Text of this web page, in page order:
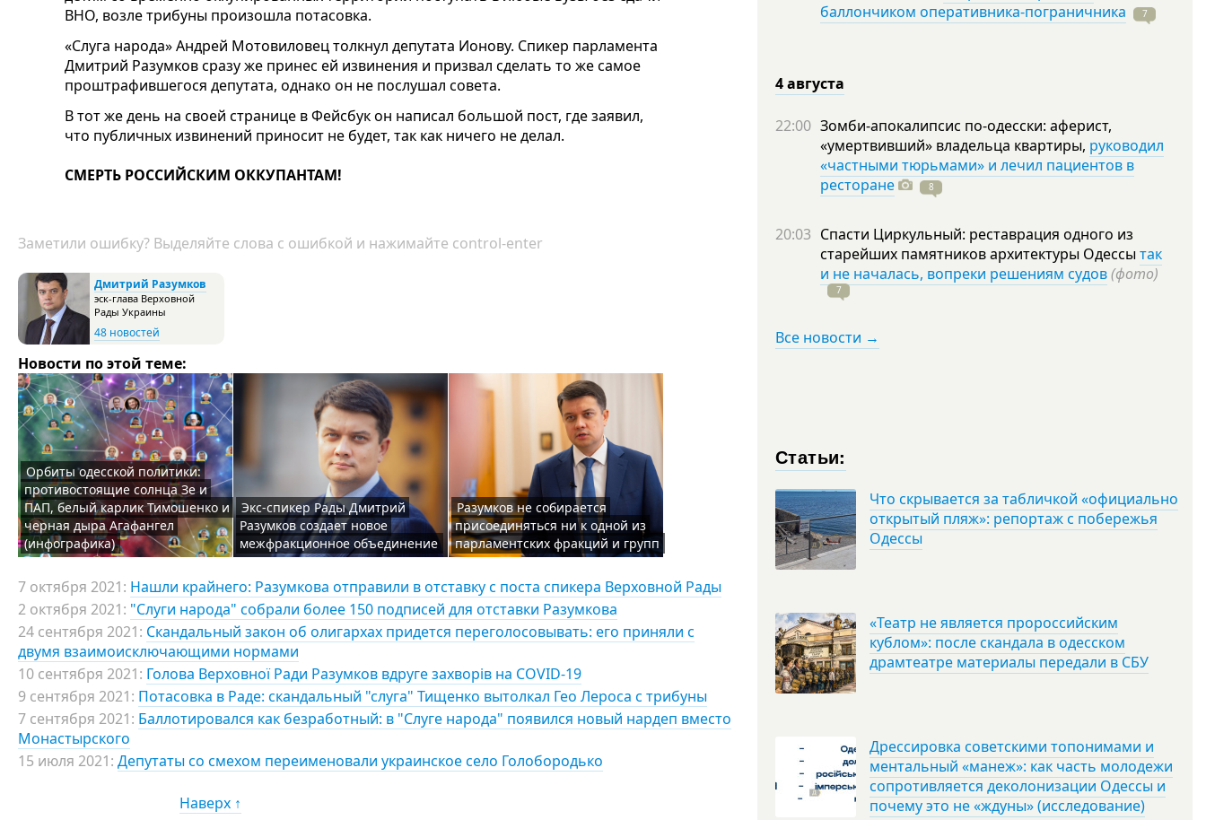
ВНО, возле трибуны произошла потасовка.
«Слуга народа» Андрей Мотовиловец толкнул депутата Ионову. Спикер парламента
Дмитрий Разумков сразу же принес ей извинения и призвал сделать то же самое
проштрафившегося депутата, однако он не послушал совета.
В тот же день на своей странице в Фейсбук он написал большой пост, где заявил,
что публичных извинений приносит не будет, так как ничего не делал.
СМЕРТЬ РОССИЙСКИМ ОККУПАНТАМ!
Заметили ошибку? Выделяйте слова с ошибкой и нажимайте control-enter
Дмитрий Разумков
эск-глава Верховной
Рады Украины
48 новостей
Новости по этой теме:
Орбиты одесской политики:
противостоящие солнца Зе и
ПАП, белый карлик Тимошенко и
черная дыра Агафангел
(инфографика)
Экс-спикер Рады Дмитрий
Разумков создает новое
межфракционное объединение
Разумков не собирается
присоединяться ни к одной из
парламентских фракций и групп
7 октября 2021: Нашли крайнего: Разумкова отправили в отставку с поста спикера Верховной Рады
2 октября 2021: "Слуги народа" собрали более 150 подписей для отставки Разумкова
24 сентября 2021: Скандальный закон об олигархах придется переголосовывать: его приняли с
двумя взаимоисключающими нормами
10 сентября 2021: Голова Верховної Ради Разумков вдруге захворів на COVID-19
9 сентября 2021: Потасовка в Раде: скандальный "слуга" Тищенко вытолкал Гео Лероса с трибуны
7 сентября 2021: Баллотировался как безработный: в "Слуге народа" появился новый нардеп вместо
Монастырского
15 июля 2021: Депутаты со смехом переименовали украинское село Голобородько
Наверх ↑
баллончиком оперативника-пограничника
7
4 августа
22:00 Зомби-апокалипсис по-одесски: аферист,
«умертвивший» владельца квартиры, руководил
«частными тюрьмами» и лечил пациентов в
ресторане
8
20:03 Спасти Циркульный: реставрация одного из
старейших памятников архитектуры Одессы так
и не началась, вопреки решениям судов(фото)
7
Все новости →
Статьи:
Что скрывается за табличкой «официально
открытый пляж»: репортаж с побережья
Одессы
«Театр не является пророссийским
кублом»: после скандала в одесском
драмтеатре материалы передали в СБУ
Дрессировка советскими топонимами и
ментальный «манеж»: как часть молодежи
сопротивляется деколонизации Одессы и
почему это не «ждуны» (исследование)